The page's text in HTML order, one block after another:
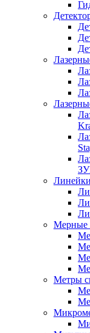
Линейки
Мерные
Метры